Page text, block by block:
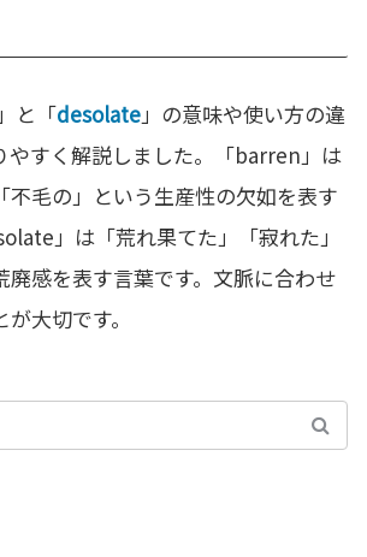
と「desolate」の意味や使い方の違
やすく解説しました。「barren」は
不毛の」という生産性の欠如を表す
」は「荒れ果てた」「寂れた」
廃感を表す言葉です。文脈に合わせ
大切です。